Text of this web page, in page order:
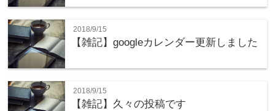
2018/9/15
【雑記】googleカレンダー更新しました
2018/9/15
【雑記】久々の投稿です